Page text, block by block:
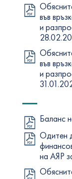
във
и
във
и
Баланс
Одитен
на АЯР